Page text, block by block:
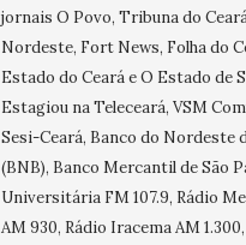
jornais O Povo, Tribuna do
Nordeste, Fort News, Folha do
Estado do Ceará e O Estado de
Estagiou na Teleceará, VSM
Sesi-Ceará, Banco do Nordeste
(BNB), Banco Mercantil de São
Universitária FM 107.9, Rádio
AM 930, Rádio Iracema AM